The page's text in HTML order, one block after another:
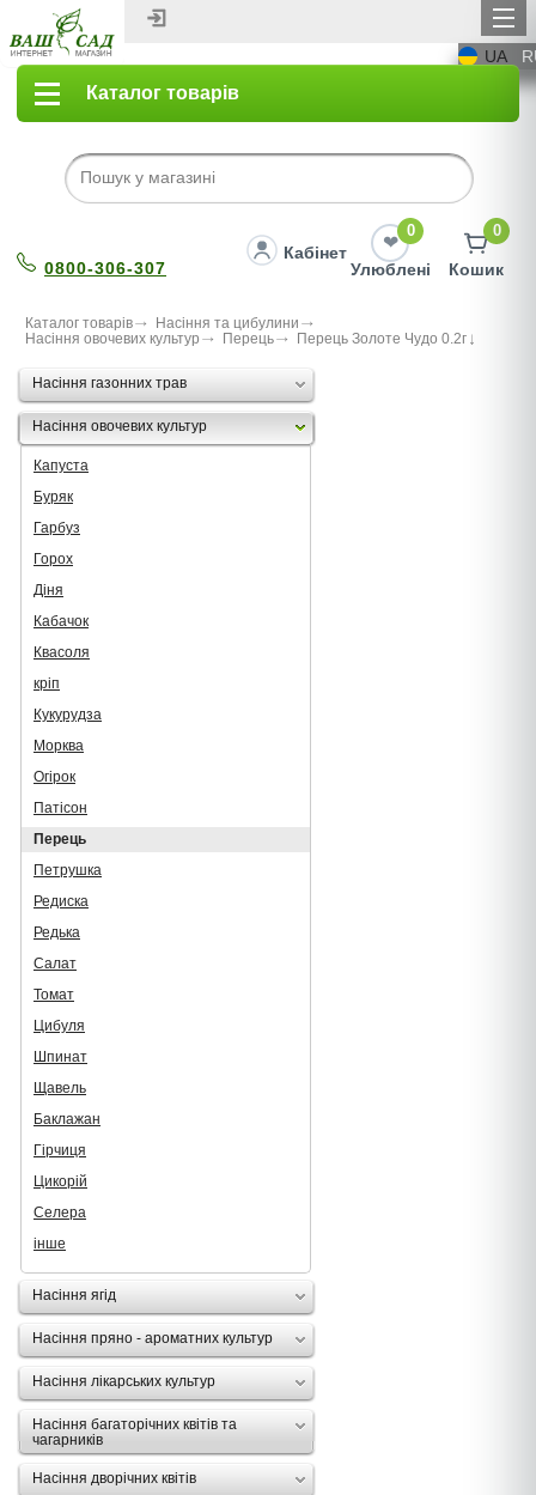
UA
Каталог товарів
0800-306-307
Кабінет
0
Улюблені
0
Кошик
Каталог товарів
Насіння та цибулини
Насіння овочевих культур
Перець Перець Золоте Чудо 0.2г
Насіння газонних трав
Насіння овочевих культур
Капуста
Буряк
Гарбуз
Горох
Діня
Кабачок
Квасоля
кріп
Кукурудза
Морква
Огірок
Патісон
Перець
Петрушка
Редиска
Редька
Салат
Томат
Цибуля
Шпинат
Щавель
Баклажан
Гірчиця
Цикорій
Селера
інше
Насіння ягід
Насіння пряно - ароматних культур
Насіння лікарських культур
Насіння багаторічних квітів та
чагарників
Насіння дворічних квітів